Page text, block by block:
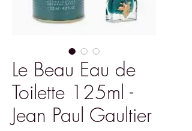
Le Beau Eau de
Toilette 125ml -
Jean Paul Gaultier